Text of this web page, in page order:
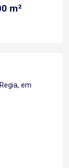
m²
em